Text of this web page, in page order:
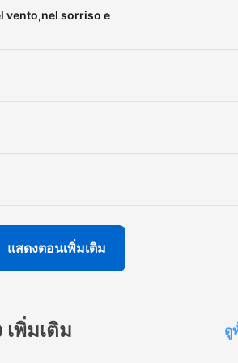
vento,nel sorriso e
แสดงตอนเพิ่มเติม
พิ่มเติม ดู